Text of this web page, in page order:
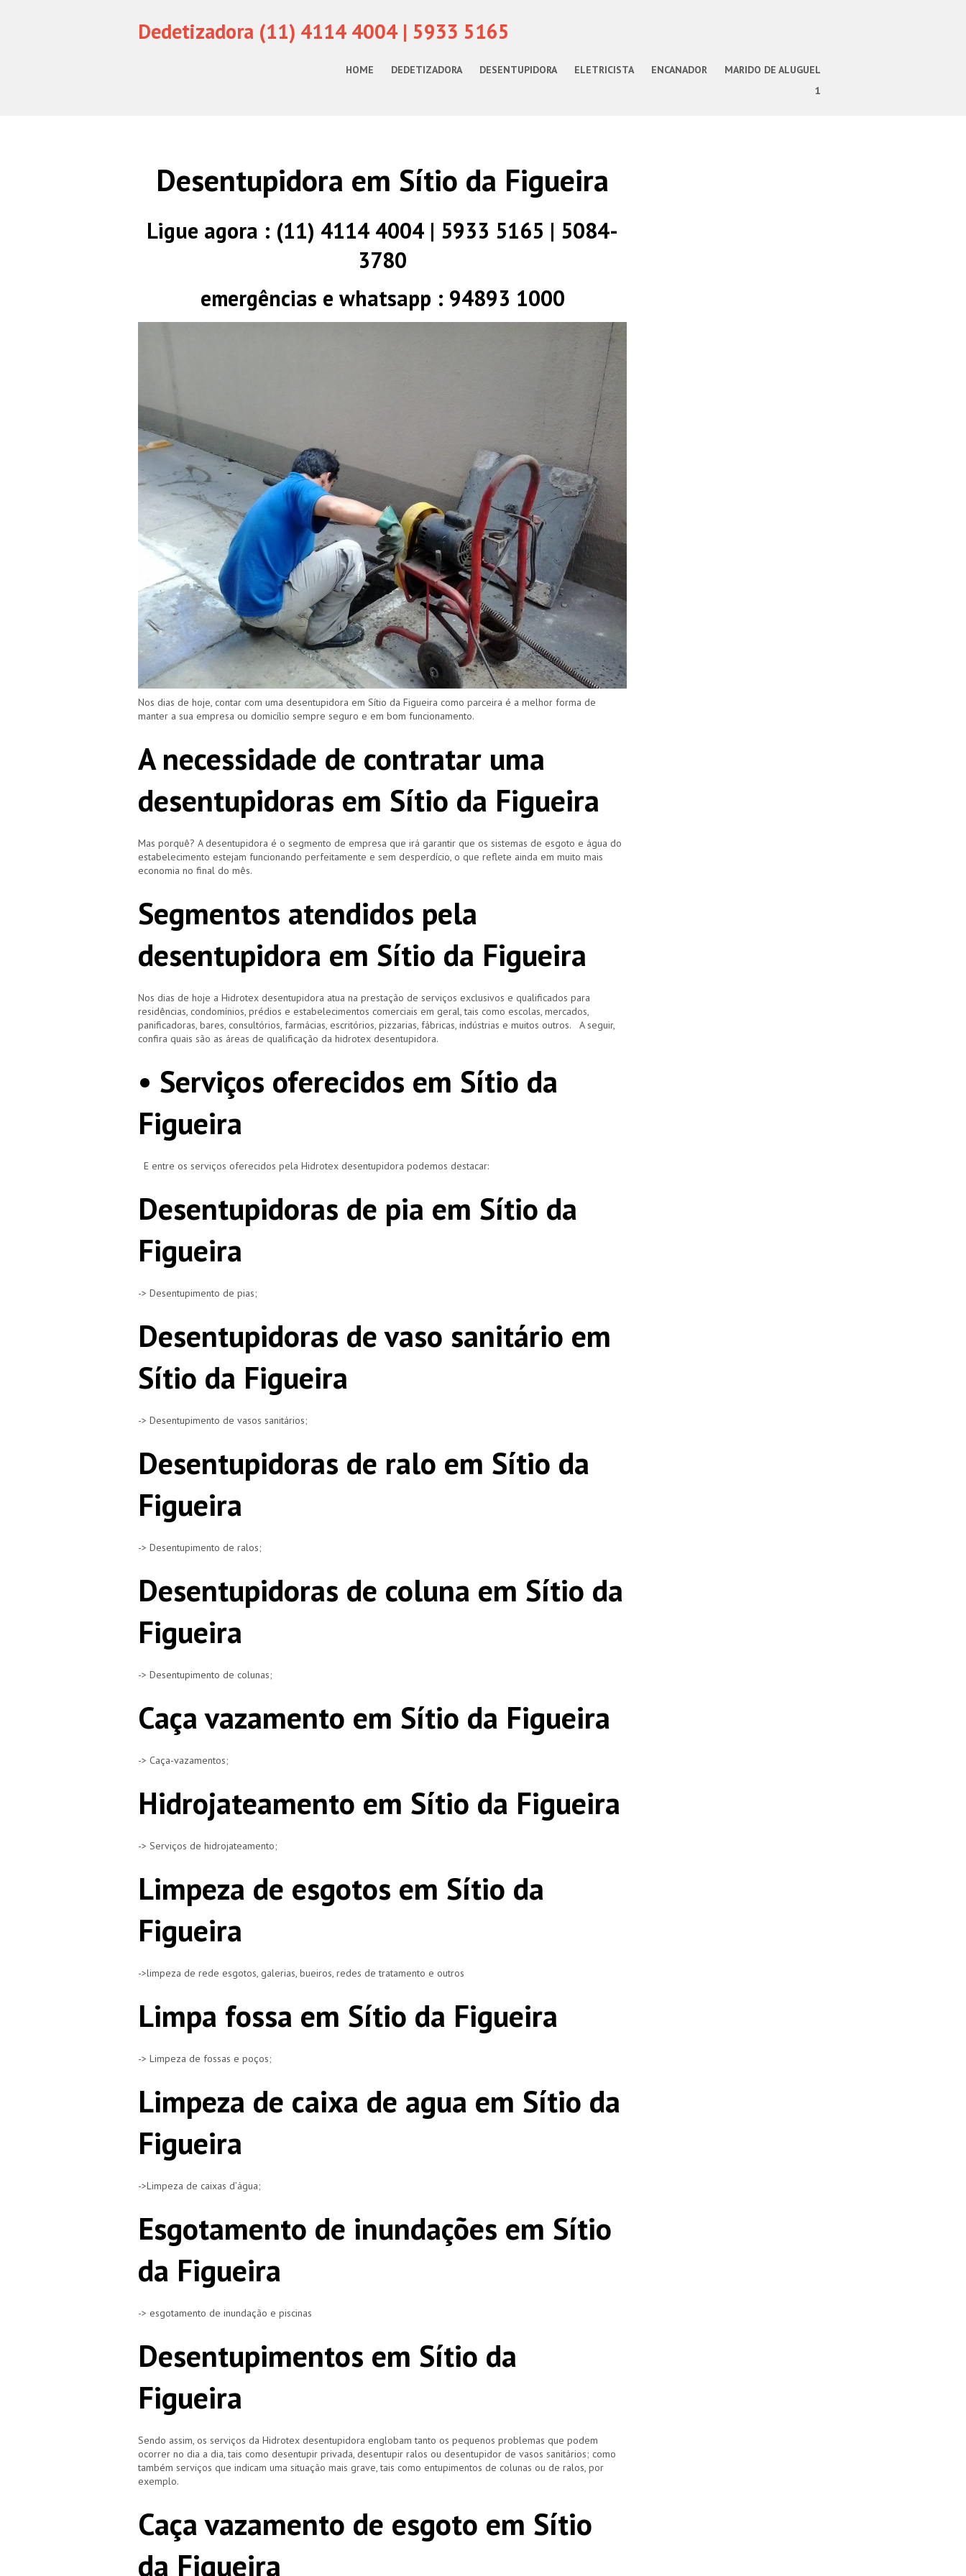
Dedetizadora (11) 4114 4004 | 5933 5165
HOME DEDETIZADORA DESENTUPIDORA ELETRICISTA ENCANADOR
MARIDO DE ALUGUEL
1
Desentupidora em Sítio da Figueira
Ligue agora : (11) 4114 4004 | 5933 5165 | 5084-
3780
emergências e whatsapp : 94893 1000
Nos dias de hoje, contar com uma desentupidora em Sítio da Figueira como parceira é a melhor forma de
manter a sua empresa ou domicílio sempre seguro e em bom funcionamento.
A necessidade de contratar uma
desentupidoras em Sítio da Figueira
Mas porquê? A desentupidora é o segmento de empresa que irá garantir que os sistemas de esgoto e água do
estabelecimento estejam funcionando perfeitamente e sem desperdício, o que reflete ainda em muito mais
economia no final do mês.
Segmentos atendidos pela
desentupidora em Sítio da Figueira
Nos dias de hoje a Hidrotex desentupidora atua na prestação de serviços exclusivos e qualificados para
residências, condomínios, prédios e estabelecimentos comerciais em geral, tais como escolas, mercados,
panificadoras, bares, consultórios, farmácias, escritórios, pizzarias, fábricas, indústrias e muitos outros. A seguir,
confira quais são as áreas de qualificação da hidrotex desentupidora.
• Serviços oferecidos em Sítio da
Figueira
E entre os serviços oferecidos pela Hidrotex desentupidora podemos destacar:
Desentupidoras de pia em Sítio da
Figueira
-> Desentupimento de pias;
Desentupidoras de vaso sanitário em
Sítio da Figueira
-> Desentupimento de vasos sanitários;
Desentupidoras de ralo em Sítio da
Figueira
-> Desentupimento de ralos;
Desentupidoras de coluna em Sítio da
Figueira
-> Desentupimento de colunas;
Caça vazamento em Sítio da Figueira
-> Caça-vazamentos;
Hidrojateamento em Sítio da Figueira
-> Serviços de hidrojateamento;
Limpeza de esgotos em Sítio da
Figueira
->limpeza de rede esgotos, galerias, bueiros, redes de tratamento e outros
Limpa fossa em Sítio da Figueira
-> Limpeza de fossas e poços;
Limpeza de caixa de agua em Sítio da
Figueira
->Limpeza de caixas d’água;
Esgotamento de inundações em Sítio
da Figueira
-> esgotamento de inundação e piscinas
Desentupimentos em Sítio da
Figueira
Sendo assim, os serviços da Hidrotex desentupidora englobam tanto os pequenos problemas que podem
ocorrer no dia a dia, tais como desentupir privada, desentupir ralos ou desentupidor de vasos sanitários; como
também serviços que indicam uma situação mais grave, tais como entupimentos de colunas ou de ralos, por
exemplo.
Caça vazamento de esgoto em Sítio
da Figueira